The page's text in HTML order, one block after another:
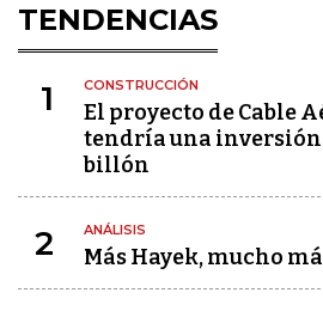
TENDENCIAS
1 CONSTRUCCIÓN
El proyecto de Cable
tendría una inversión
billón
2 ANÁLISIS
Más Hayek, mucho